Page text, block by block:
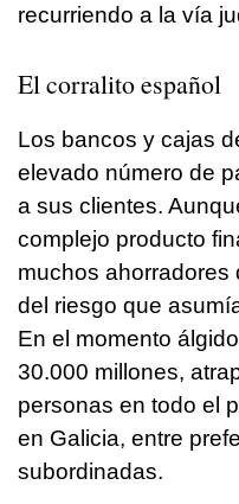
recurriendo a la vía
El corralito español
Los bancos y cajas
elevado número de
a sus clientes.
complejo producto
muchos ahorradores
del riesgo que
En el momento
30.000 millones,
personas en todo el
en Galicia, entre
subordinadas.